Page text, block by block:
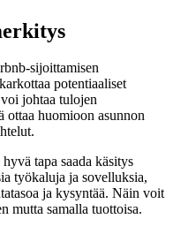
sijoittamisen
potentiaaliset
johtaa tulojen
ottaa huomioon asunnon
tapa saada käsitys
työkaluja ja sovelluksia,
ja kysyntää. Näin voit
mutta samalla tuottoisa.